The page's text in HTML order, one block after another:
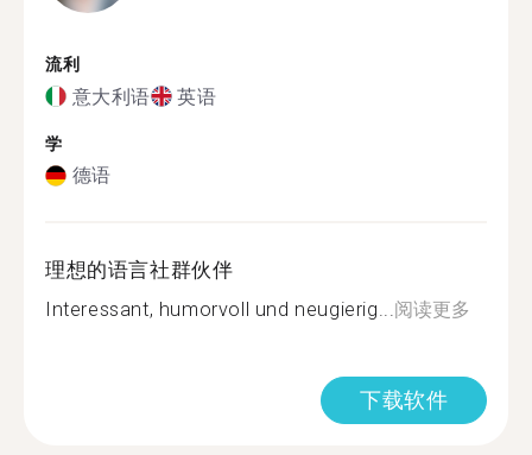
流利
意大利语 英语
学
德语
理想的语言社群伙伴
Interessant, humorvoll und neugierig...阅读更多
下载软件